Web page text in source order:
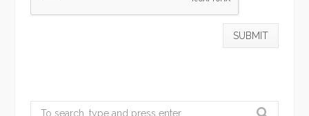
Search